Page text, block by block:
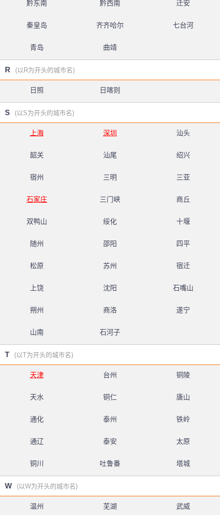
黔东南 黔西南 迁安
秦皇岛 齐齐哈尔 七台河
青岛 曲靖
R (以R为开头的城市名)
日照 日喀则
S (以S为开头的城市名)
上海 深圳 汕头
韶关 汕尾 绍兴
宿州 三明 三亚
石家庄 三门峡 商丘
双鸭山 绥化 十堰
随州 邵阳 四平
松原 苏州 宿迁
上饶 沈阳 石嘴山
朔州 商洛 遂宁
山南 石河子
T (以T为开头的城市名)
天津 台州 铜陵
天水 铜仁 唐山
通化 泰州 铁岭
通辽 泰安 太原
铜川 吐鲁番 塔城
W (以W为开头的城市名)
温州 芜湖 武威